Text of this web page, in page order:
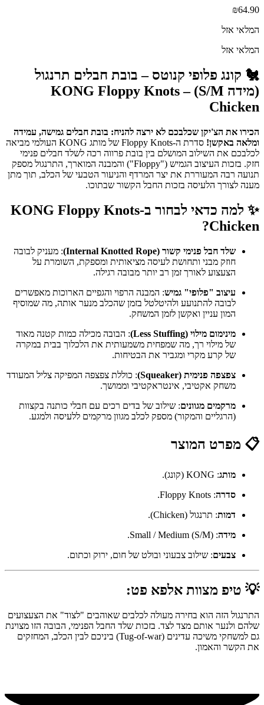
₪64.90
המלאי אזל
המלאי אזל
🐔 קונג פלופי קנוטס – בובת חבלים תרנגול
(מידה S/M) – KONG Floppy Knots
Chicken
הכירו את הצ'יקן שכלבכם לא ירצה להניח: בובת חבלים גמישה, עמידה
ומלאה באקשן!
סדרת ה-Floppy Knots של מותג KONG העולמי מביאה
לכלבכם את השילוב המושלם בין בובת פרווה רכה לשלד חבלים פנימי
חזק. בזכות העיצוב הגמיש ("Floppy") והמבנה המוארך, התרנגול מספק
תנועה רבה המעוררת את יצר המרדף והניעור הטבעי של הכלב, תוך מתן
מענה לצורך הלעיסה בזכות החבל הקשור שבתוכו.
✨ למה כדאי לבחור ב-KONG Floppy Knots
Chicken?
שלד חבל פנימי קשור (Internal Knotted Rope)
: מעניק לבובה
חוזק מבני ותחושת לעיסה מציאותית ומספקת, השומרת על
הצעצוע לאורך זמן רב יותר מבובה רגילה.
עיצוב "פלופי" גמיש: המבנה הרפוי והגפיים הארוכות מאפשרים
לבובה להתנועע ולהיטלטל בזמן שהכלב מנער אותה, מה שמוסיף
המון עניין ואקשן לזמן המשחק.
מינימום מילוי (Less Stuffing)
: הבובה מכילה כמות קטנה מאוד
של מילוי רך, מה שמפחית משמעותית את הלכלוך בבית במקרה
של קרע מקרי ומגביר את הבטיחות.
צפצפה פנימית (Squeaker)
: כוללת צפצפה המפיקה צליל המעודד
משחק אקטיבי, אינטראקטיבי וממושך.
מרקמים מגוונים: שילוב של בדים רכים עם חבלי כותנה בקצוות
(הרגליים והמקור) מספק לכלב מגוון מרקמים ללעיסה ולמגע.
📋 מפרט המוצר
מותג: KONG (קונג).
סדרה: Floppy Knots.
דמות: תרנגול (Chicken).
מידה: Small / Medium (S/M).
צבעים: שילוב צבעוני ובולט של חום, ירוק וכתום.
💡 טיפ מצוות אלפא פט:
התרנגול הזה הוא בחירה מעולה לכלבים שאוהבים "לצוד" את הצעצועים
שלהם ולנער אותם מצד לצד. בזכות שלד החבל הפנימי, הבובה הזו מצוינת
גם למשחקי משיכה עדינים (Tug-of-war) ביניכם לבין הכלב, המחזקים
את הקשר והאמון.